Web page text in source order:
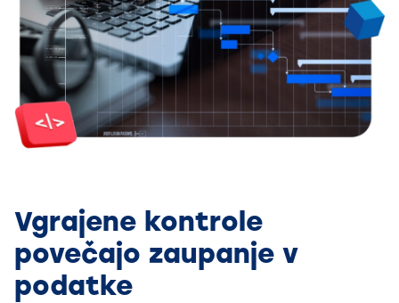
Vgrajene kontrole
povečajo zaupanje v
podatke